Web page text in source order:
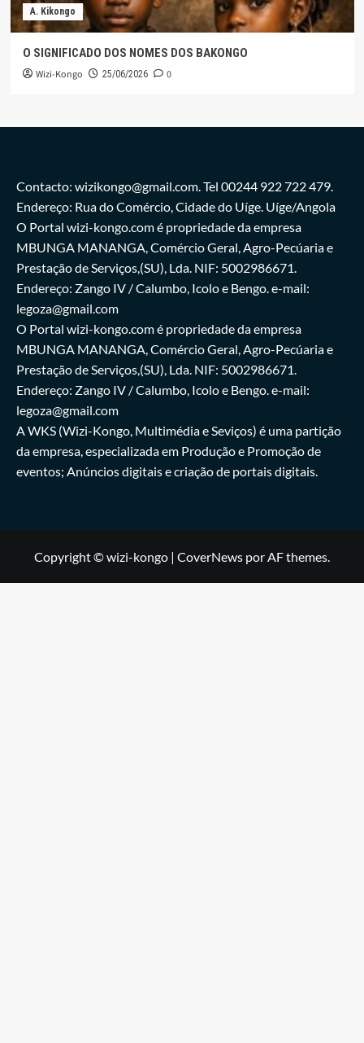
A. Kikongo
O SIGNIFICADO DOS NOMES DOS BAKONGO
Wizi-Kongo 25/06/2026 0
Contacto: wizikongo@gmail.com. Tel 00244 922 722 479.
Endereço: Rua do Comércio, Cidade do Uíge. Uíge/Angola
O Portal wizi-kongo.com é propriedade da empresa
MBUNGA MANANGA, Comércio Geral, Agro-Pecúaria e
Prestação de Serviços,(SU), Lda. NIF: 5002986671.
Endereço: Zango IV / Calumbo, Icolo e Bengo. e-mail:
legoza@gmail.com
O Portal wizi-kongo.com é propriedade da empresa
MBUNGA MANANGA, Comércio Geral, Agro-Pecúaria e
Prestação de Serviços,(SU), Lda. NIF: 5002986671.
Endereço: Zango IV / Calumbo, Icolo e Bengo. e-mail:
legoza@gmail.com
A WKS (Wizi-Kongo, Multimédia e Seviços) é uma partição
da empresa, especializada em Produção e Promoção de
eventos; Anúncios digitais e criação de portais digitais.
Copyright © wizi-kongo | CoverNews por AF themes.